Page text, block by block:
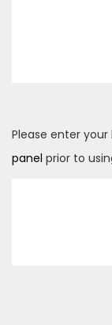
Please enter your
panel prior to